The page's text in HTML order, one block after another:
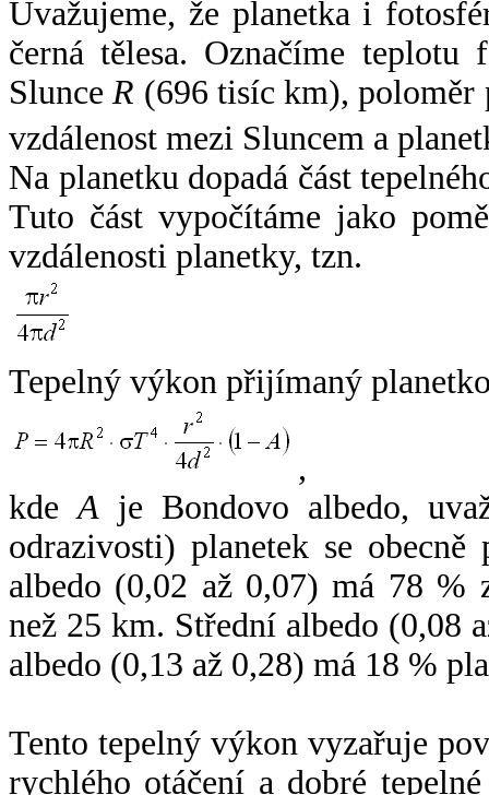
Uvažujeme, že planetka i
černá tělesa. Označíme
SlunceR (696 tisíc km),
vzdálenost mezi Sluncem a
Na planetku dopadá část
Tuto část vypočítáme jako
vzdálenosti planetky, tzn.
Tepelný výkon přijímaný
,
kdeA je Bondovo albedo,
odrazivosti) planetek se
albedo (0,02 až 0,07) má 78 %
než 25 km. Střední albedo (0,08
albedo (0,13 až 0,28) má 18 %
Tento tepelný výkon vyzařuje
rychlého otáčení a dobré